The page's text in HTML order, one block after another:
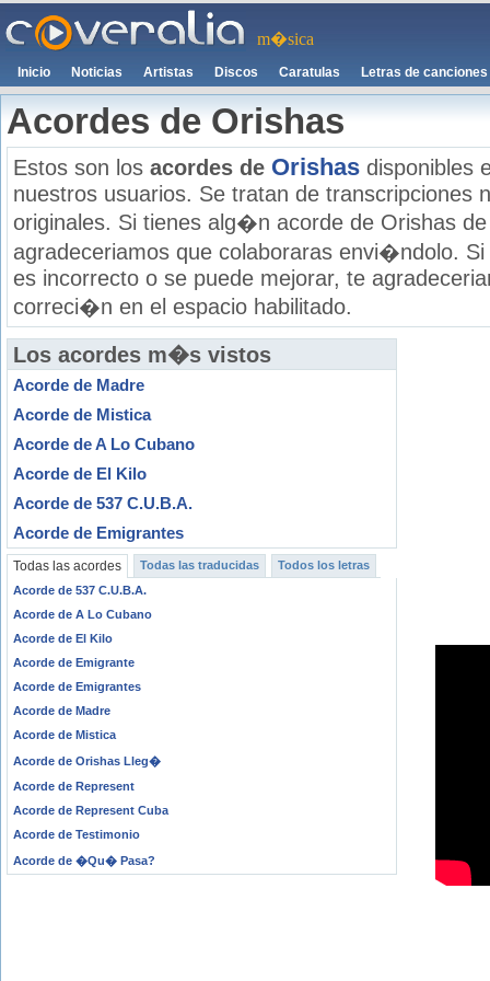
m�sica
Inicio Noticias Artistas Discos Caratulas Letras de canciones
Acordes de Orishas
Estos son los acordes de Orishas disponibles
nuestros usuarios. Se tratan de transcripciones
originales. Si tienes alg�n acorde de Orishas
agradeceriamos que colaboraras envi�ndolo.
es incorrecto o se puede mejorar, te
correci�n en el espacio habilitado.
Los acordes m�s vistos
Acorde de Madre
Acorde de Mistica
Acorde de A Lo Cubano
Acorde de El Kilo
Acorde de 537 C.U.B.A.
Acorde de Emigrantes
Todas las acordes Todas las traducidas
Todos los letras
Acorde de 537 C.U.B.A.
Acorde de A Lo Cubano
Acorde de El Kilo
Acorde de Emigrante
Acorde de Emigrantes
Acorde de Madre
Acorde de Mistica
Acorde de Orishas Lleg�
Acorde de Represent
Acorde de Represent Cuba
Acorde de Testimonio
Acorde de �Qu� Pasa?